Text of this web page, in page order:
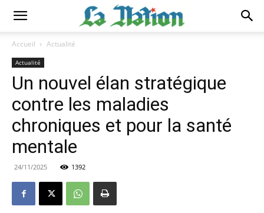
Accueil Actualité
Actualité
Un nouvel élan stratégique
contre les maladies
chroniques et pour la santé
mentale
24/11/2025 1392